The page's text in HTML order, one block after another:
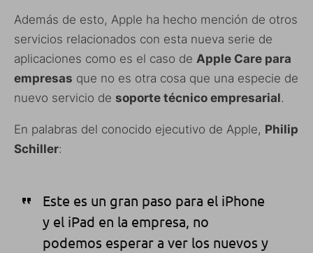
Además de esto, Apple ha hecho mención de otros
servicios relacionados con esta nueva serie de
aplicaciones como es el caso de Apple Care para
empresas que no es otra cosa que una especie de
nuevo servicio de soporte técnico empresarial.
En palabras del conocido ejecutivo de Apple, Philip
Schiller:
Este es un gran paso para el iPhone
y el iPad en la empresa, no
podemos esperar a ver los nuevos y